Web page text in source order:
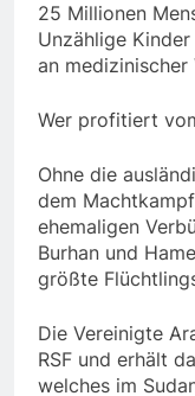
25 Millionen
Unzählige
an medizinischer
Wer profitiert
Ohne die
dem
ehemaligen
Burhan und
größte
Die Vereinigte
RSF und erhält
welches im